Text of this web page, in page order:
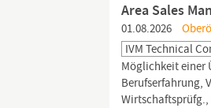
Area Sales
01.08.2026
IVM Technical
Möglichkeit einer
Berufserfahrung,
Wirtschaftsprüfg.,